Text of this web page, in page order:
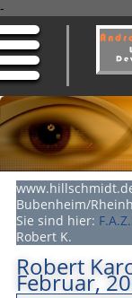
-
Bubenheim/
Sie sind hier:
Robert K.
Robert
Februar,